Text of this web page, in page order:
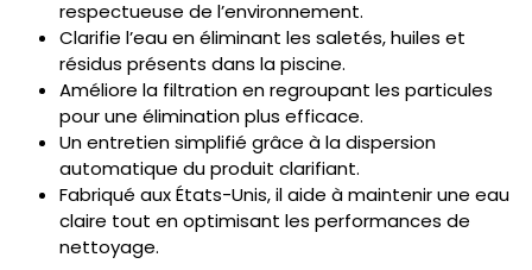
respectueuse de l’environnement.
Clarifie l’eau en éliminant les saletés, huiles et
résidus présents dans la piscine.
Améliore la filtration en regroupant les particules
pour une élimination plus efficace.
Un entretien simplifié grâce à la dispersion
automatique du produit clarifiant.
Fabriqué aux États-Unis, il aide à maintenir une eau
claire tout en optimisant les performances de
nettoyage.